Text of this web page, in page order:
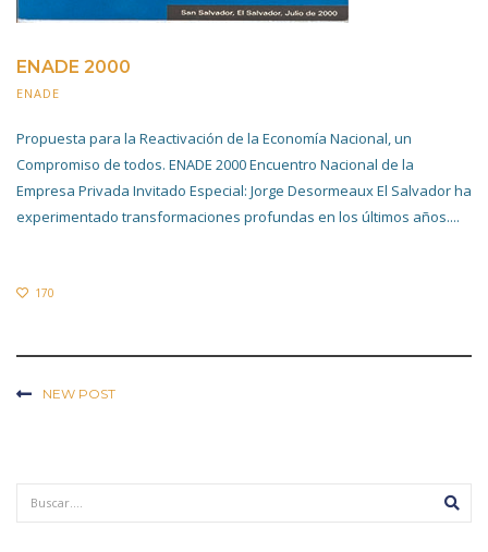
ENADE 2000
ENADE
Propuesta para la Reactivación de la Economía Nacional, un
Compromiso de todos. ENADE 2000 Encuentro Nacional de la
Empresa Privada Invitado Especial: Jorge Desormeaux El Salvador ha
experimentado transformaciones profundas en los últimos años....
170
NEW POST